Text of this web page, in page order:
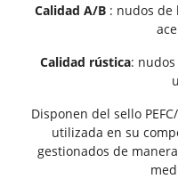
Calidad A/B : nudos de
Calidad rústica:
Disponen del sello
utilizada en su
gestionados de